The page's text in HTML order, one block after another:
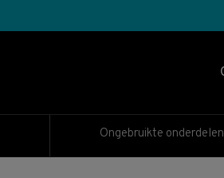
Ongebruikte onderdelen